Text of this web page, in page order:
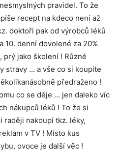
pravidel. To že
recept na kdeco není až
doktoři pak od výrobců léků
10. denní dovolené za 20%
prý jako školení ! Různé
stravy … a vše co si koupíte
předraženo !
co se děje … jen daleko víc
nákupců léků ! To že si
raději nakoupí tkz. léky,
v TV ! Místo kus
ovoce je další věc !